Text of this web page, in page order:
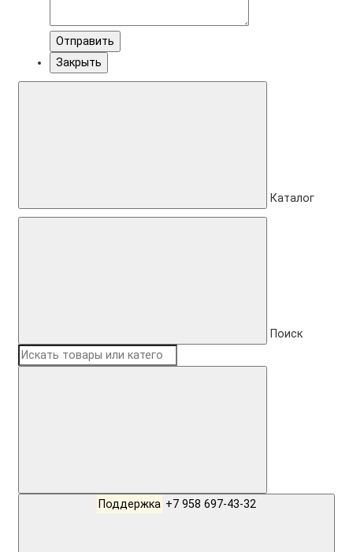
Отправить
Закрыть
Каталог
Поиск
Поддержка